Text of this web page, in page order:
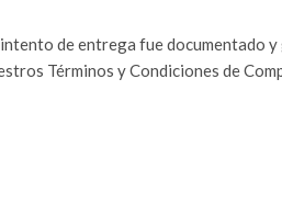
de entrega fue documentado
Términos y Condiciones de